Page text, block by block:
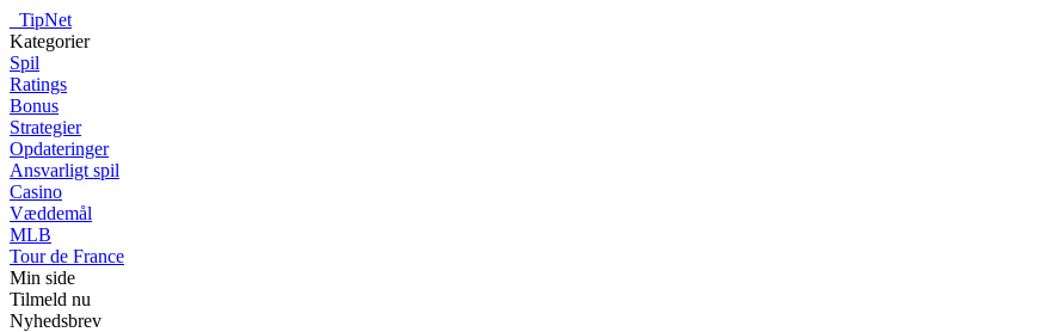
TipNet
Kategorier
Spil
Ratings
Bonus
Strategier
Opdateringer
Ansvarligt spil
Casino
Væddemål
MLB
Tour de France
Min side
Tilmeld nu
Nyhedsbrev